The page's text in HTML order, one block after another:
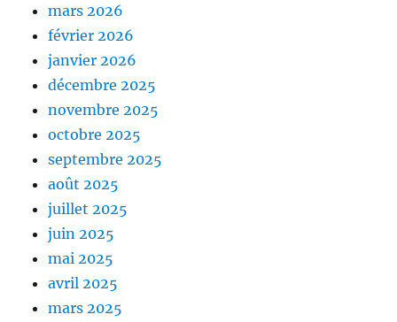
mars 2026
février 2026
janvier 2026
décembre 2025
novembre 2025
octobre 2025
septembre 2025
août 2025
juillet 2025
juin 2025
mai 2025
avril 2025
mars 2025